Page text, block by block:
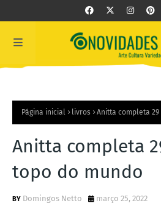
Página inicial livros Anitta completa
Anitta completa
topo do mundo
Domingos Netto março 25, 2022